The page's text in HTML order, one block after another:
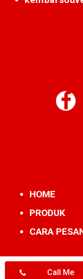
HOME
PRODUK
CARA
Call Me